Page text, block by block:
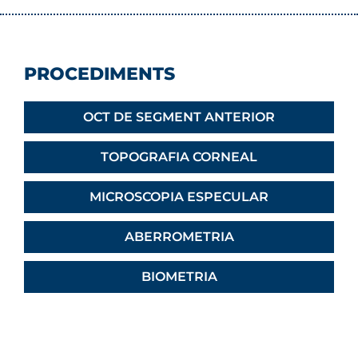
PROCEDIMENTS
OCT DE SEGMENT ANTERIOR
TOPOGRAFIA CORNEAL
MICROSCOPIA ESPECULAR
ABERROMETRIA
BIOMETRIA